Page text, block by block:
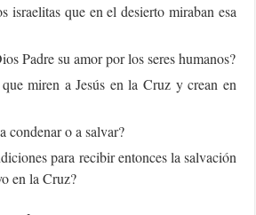
israelitas que en el desierto miraban esa
Padre su amor por los seres humanos?
miren a Jesús en la Cruz y crean en
condenar o a salvar?
para recibir entonces la salvación
en la Cruz?